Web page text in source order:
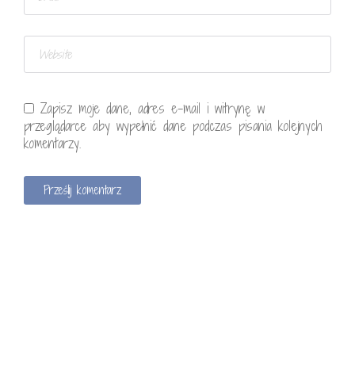
Zapisz moje dane, adres e-mail i witrynę w
przeglądarce aby wypełnić dane podczas pisania kolejnych
komentarzy.